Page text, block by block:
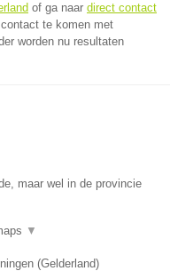
of ga naar direct contact
te komen met
worden nu resultaten
maar wel in de provincie
▼
(Gelderland)